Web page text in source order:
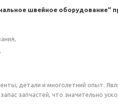
швейное оборудование"
детали и многолетний опыт.
запчастей, что значительно